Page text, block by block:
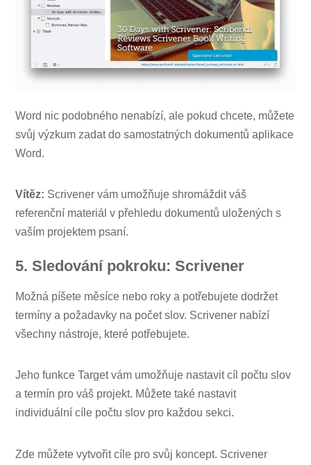
Word nic podobného nenabízí, ale pokud chcete, můžete
svůj výzkum zadat do samostatných dokumentů aplikace
Word.
Vítěz: Scrivener vám umožňuje shromáždit váš
referenční materiál v přehledu dokumentů uložených s
vaším projektem psaní.
5. Sledování pokroku: Scrivener
Možná píšete měsíce nebo roky a potřebujete dodržet
termíny a požadavky na počet slov. Scrivener nabízí
všechny nástroje, které potřebujete.
Jeho funkce Target vám umožňuje nastavit cíl počtu slov
a termín pro váš projekt. Můžete také nastavit
individuální cíle počtu slov pro každou sekci.
Zde můžete vytvořit cíle pro svůj koncept. Scrivener